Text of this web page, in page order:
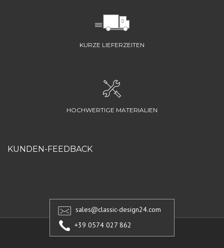
KURZE LIEFERZEITEN
HOCHWERTIGE MATERIALIEN
KUNDEN-FEEDBACK
sales@classic-design24.com
+39 0574 027 862